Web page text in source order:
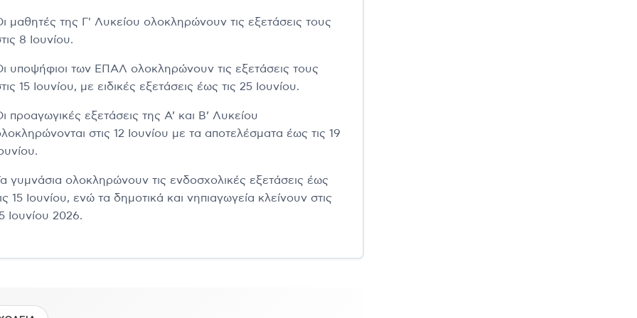
μαθητές της Γ' Λυκείου ολοκληρώνουν τις εξετάσεις τους
8 Ιουνίου.
υποψήφιοι των ΕΠΑΛ ολοκληρώνουν τις εξετάσεις τους
15 Ιουνίου, με ειδικές εξετάσεις έως τις 25 Ιουνίου.
προαγωγικές εξετάσεις της Α’ και Β’ Λυκείου
στις 12 Ιουνίου με τα αποτελέσματα έως τις 19
γυμνάσια ολοκληρώνουν τις ενδοσχολικές εξετάσεις έως
15 Ιουνίου, ενώ τα δημοτικά και νηπιαγωγεία κλείνουν στις
Ιουνίου 2026.